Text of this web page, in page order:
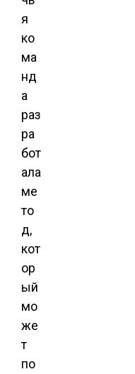
я
ко
ма
нд
а
раз
ра
бот
ала
ме
то
д,
кот
ор
ый
мо
же
т
по